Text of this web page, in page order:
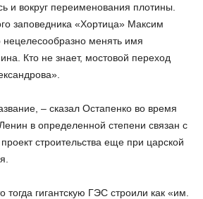
и вокруг переименования плотины.
заповедника «Хортица» Максим
нецелесообразно менять имя
Кто не знает, мостовой переход
– сказал Остапенко во время
в определенной степени связан с
строительства еще при царской
тогда гигантскую ГЭС строили как «им.